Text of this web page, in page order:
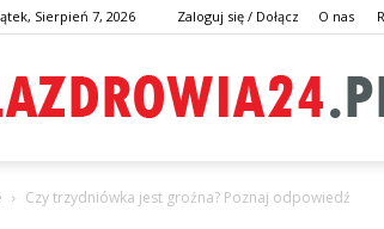
Sierpień 7, 2026 Zaloguj się / Dołącz O nas
Czy trzydniówka jest groźna? Poznaj odpowiedź